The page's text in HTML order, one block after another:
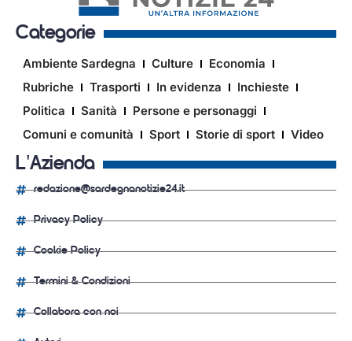
Categorie
Ambiente Sardegna Culture
Economia
Rubriche
Trasporti In evidenza
Inchieste
Politica
Sanità
Persone e personaggi
Comuni e comunità
Sport Storie di sport Video
L'Azienda
redazione@sardegnanotizie24.it
Privacy Policy
Cookie Policy
Termini & Condizioni
Collabora con noi